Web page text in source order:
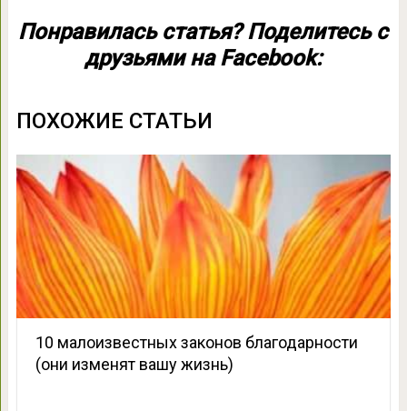
Понравилась статья? Поделитесь с
друзьями на Facebook:
ПОХОЖИЕ СТАТЬИ
10 малоизвестных законов благодарности
(они изменят вашу жизнь)